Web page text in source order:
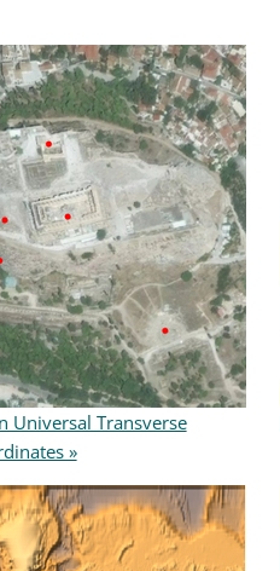
Universal Transverse
»